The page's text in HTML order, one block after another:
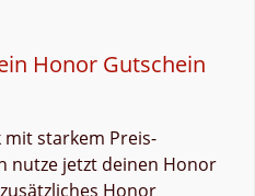
Honor Gutschein
starkem Preis-
nutze jetzt deinen Honor
Honor